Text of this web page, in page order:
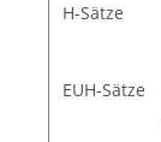
H-Sätze
EUH-Sätze